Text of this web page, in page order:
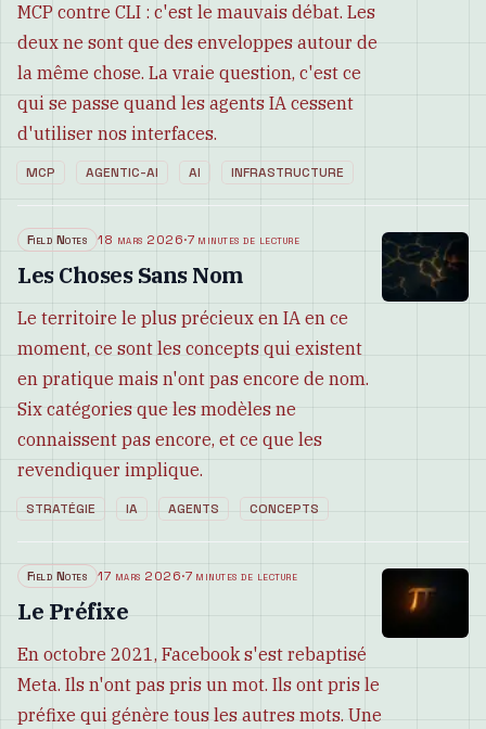
MCP contre CLI : c'est le mauvais débat. Les
deux ne sont que des enveloppes autour de
la même chose. La vraie question, c'est ce
qui se passe quand les agents IA cessent
d'utiliser nos interfaces.
MCP AGENTIC-AI AI INFRASTRUCTURE
Field Notes 18 mars 2026·7 minutes de lecture
Les Choses Sans Nom
Le territoire le plus précieux en IA en ce
moment, ce sont les concepts qui existent
en pratique mais n'ont pas encore de nom.
Six catégories que les modèles ne
connaissent pas encore, et ce que les
revendiquer implique.
STRATÉGIE IA AGENTS CONCEPTS
Field Notes 17 mars 2026·7 minutes de lecture
Le Préfixe
En octobre 2021, Facebook s'est rebaptisé
Meta. Ils n'ont pas pris un mot. Ils ont pris le
préfixe qui génère tous les autres mots. Une